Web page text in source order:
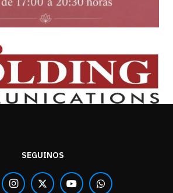
SEGUINOS